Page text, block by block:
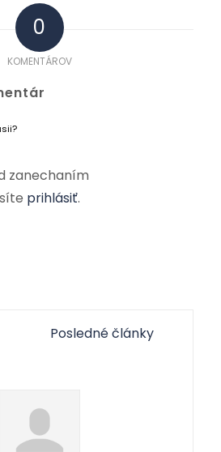
0
KOMENTÁROV
zanechaním
prihlásiť.
Posledné články